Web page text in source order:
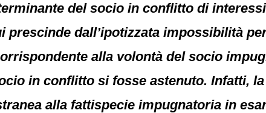
del socio in conflitto di
dall’ipotizzata impossibilità
alla volontà del socio
in conflitto si fosse astenuto. Infatti,
alla fattispecie impugnatoria in